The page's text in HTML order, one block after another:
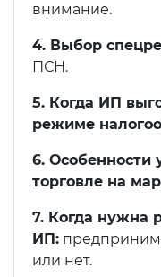
внимание.
4. Выбор
ПСН.
5. Когда ИП
режиме
6. Особенности
торговле на
7. Когда нужна
ИП:
или нет.